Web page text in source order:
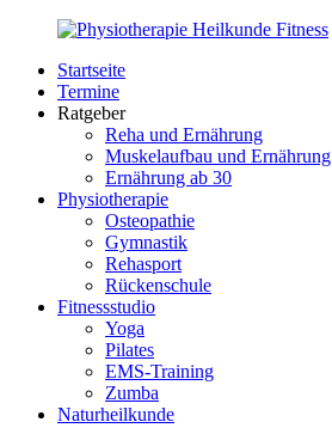
Zurück
Inhalt
PhysioMed-
Fit.de
Gesundheit
Startseite
Termine
Ratgeber
Reha und Ernährung
Muskelaufbau und Ernährung
Ernährung ab 30
Physiotherapie
Osteopathie
Gymnastik
Rehasport
Rückenschule
Fitnessstudio
Yoga
Pilates
EMS-Training
Zumba
Naturheilkunde